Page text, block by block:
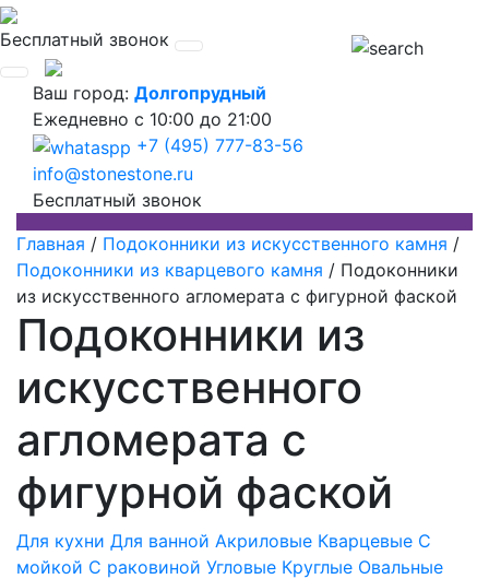
Бесплатный звонок
Ваш город: Долгопрудный
Ежедневно с 10:00 до 21:00
+7 (495) 777-83-56
info@stonestone.ru
Бесплатный звонок
Главная / Подоконники из искусственного камня /
Подоконники из кварцевого камня / Подоконники
из искусственного агломерата с фигурной фаской
Подоконники из
искусственного
агломерата с
фигурной фаской
Для кухни Для ванной Акриловые Кварцевые С
мойкой С раковиной Угловые Круглые Овальные